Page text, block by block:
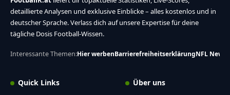
detaillierte Analysen und exklusive Einblicke – alles kostenlos und in
deutscher Sprache. Verlass dich auf unsere Expertise für deine
tägliche Dosis Football-Wissen.
Interessante Themen:Hier werbenBarrierefreiheitserklärungNFL News
Quick Links Über uns